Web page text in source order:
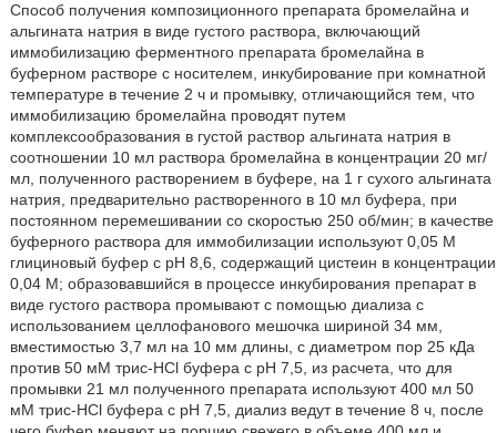
Способ получения композиционного препарата бромелайна и
альгината натрия в виде густого раствора, включающий
иммобилизацию ферментного препарата бромелайна в
буферном растворе с носителем, инкубирование при комнатной
температуре в течение 2 ч и промывку, отличающийся тем, что
иммобилизацию бромелайна проводят путем
комплексообразования в густой раствор альгината натрия в
соотношении 10 мл раствора бромелайна в концентрации 20 мг/
мл, полученного растворением в буфере, на 1 г сухого альгината
натрия, предварительно растворенного в 10 мл буфера, при
постоянном перемешивании со скоростью 250 об/мин; в качестве
буферного раствора для иммобилизации используют 0,05 М
глициновый буфер с рН 8,6, содержащий цистеин в концентрации
0,04 М; образовавшийся в процессе инкубирования препарат в
виде густого раствора промывают с помощью диализа с
использованием целлофанового мешочка шириной 34 мм,
вместимостью 3,7 мл на 10 мм длины, с диаметром пор 25 кДа
против 50 мМ трис-НСl буфера с рН 7,5, из расчета, что для
промывки 21 мл полученного препарата используют 400 мл 50
мМ трис-HCl буфера с рН 7,5, диализ ведут в течение 8 ч, после